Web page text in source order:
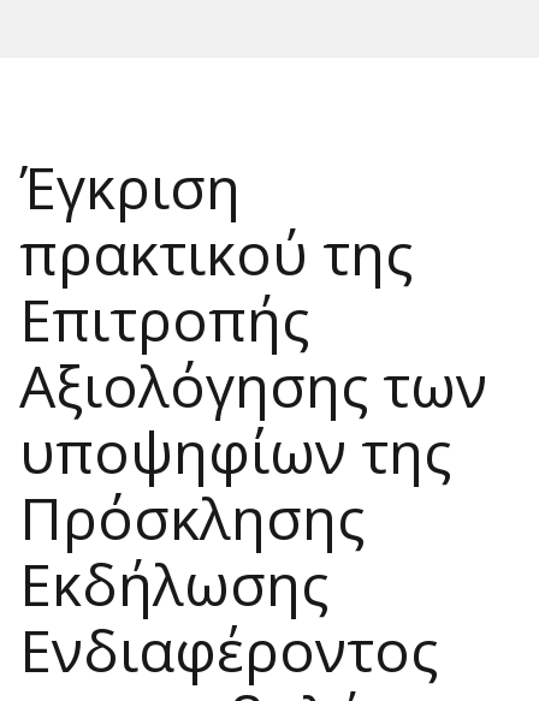
Έγκριση
πρακτικού της
Επιτροπής
Αξιολόγησης των
υποψηφίων της
Πρόσκλησης
Εκδήλωσης
Ενδιαφέροντος